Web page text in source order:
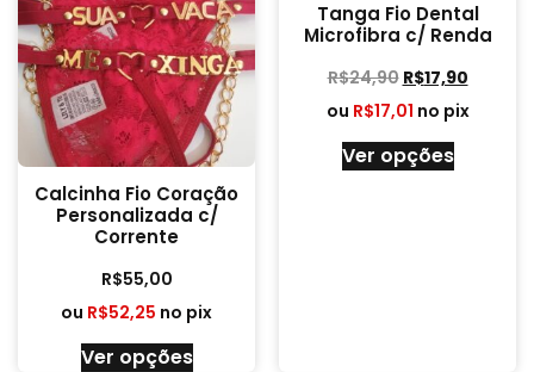
Calcinha Fio Coração
Personalizada c/
Corrente
R$55,00
ou R$52,25 no pix
Ver opções
Tanga Fio Dental
Microfibra c/ Renda
R$24,90 R$17,90
ou R$17,01 no pix
Ver opções